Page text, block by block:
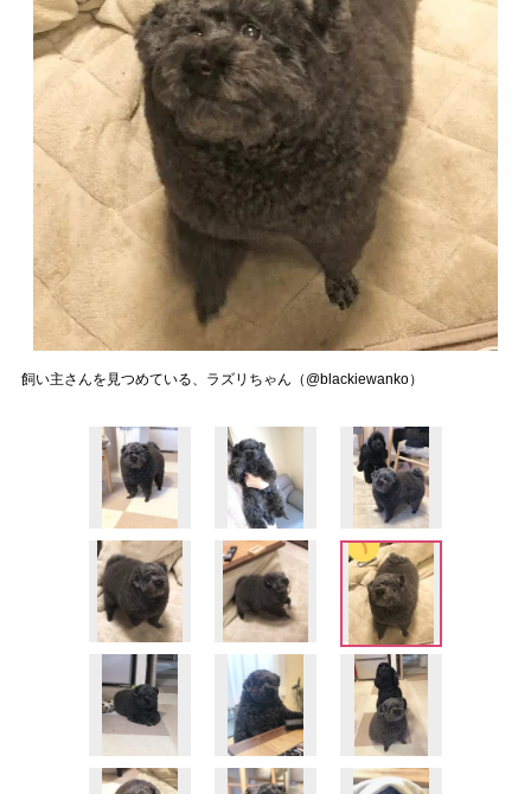
飼い主さんを見つめている、ラズリちゃん（@blackiewanko）